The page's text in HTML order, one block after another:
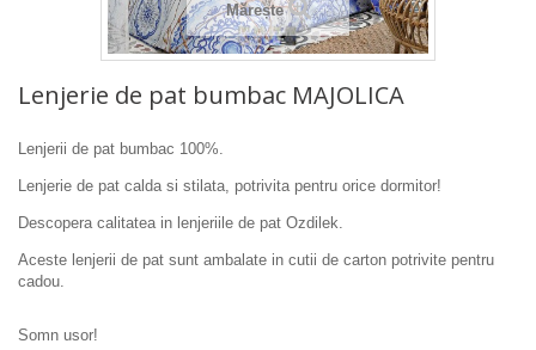
Mărește
Lenjerie de pat bumbac MAJOLICA
Lenjerii de pat bumbac 100%.
Lenjerie de pat calda si stilata, potrivita pentru orice dormitor!
Descopera calitatea in lenjeriile de pat Ozdilek.
Aceste lenjerii de pat sunt ambalate in cutii de carton potrivite pentru
cadou.
Somn usor!